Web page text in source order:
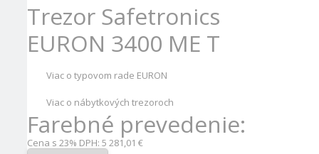
Trezor Safetronics
EURON 3400 ME T
Viac o typovom rade EURON
Viac o nábytkových trezoroch
Farebné prevedenie:
Cena s 23% DPH: 5 281,01 €